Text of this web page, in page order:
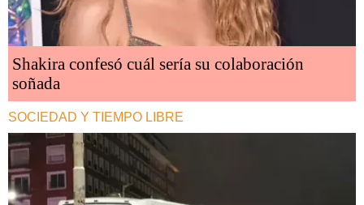
Shakira confesó cuál sería su colaboración
soñada
SOCIEDAD Y TIEMPO LIBRE